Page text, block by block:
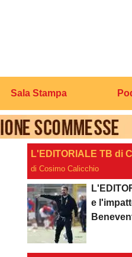
Sala Stampa
L'EDITORIALE TB di
di Cosimo Calicchio
e